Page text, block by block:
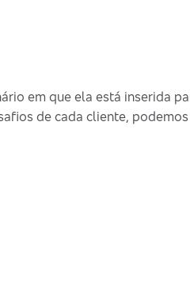
em que ela está inserida
de cada cliente,